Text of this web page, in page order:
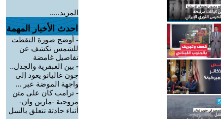
المزيد.....
احدث الأخبار المهمة
- أوضح صورة التقطت
للشمس تكشف عن
تفاصيل غامضة
- بين العبقرية والجدل..
جون غاليانو يعود إلى
واجهة الموضة عبر ...
- ترامب كان على متن
مروحية -مارين وان-
أثناء حادثة تتعلق بالسل